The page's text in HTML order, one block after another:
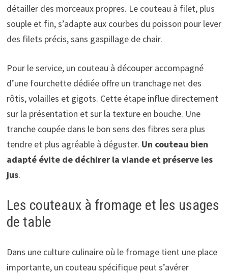
détailler des morceaux propres. Le couteau à filet, plus
souple et fin, s’adapte aux courbes du poisson pour lever
des filets précis, sans gaspillage de chair.
Pour le service, un couteau à découper accompagné
d’une fourchette dédiée offre un tranchage net des
rôtis, volailles et gigots. Cette étape influe directement
sur la présentation et sur la texture en bouche. Une
tranche coupée dans le bon sens des fibres sera plus
tendre et plus agréable à déguster. Un couteau bien
adapté évite de déchirer la viande et préserve les
jus.
Les couteaux à fromage et les usages
de table
Dans une culture culinaire où le fromage tient une place
importante, un couteau spécifique peut s’avérer